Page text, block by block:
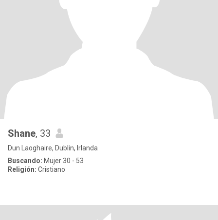
Shane, 33
Dun Laoghaire, Dublin, Irlanda
Buscando: Mujer 30 - 53
Religión: Cristiano